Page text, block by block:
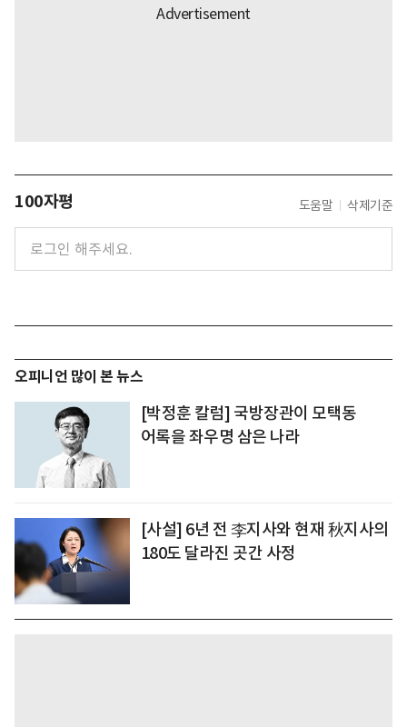
100자평 도움말 삭제기준
오피니언 많이 본 뉴스
[박정훈 칼럼] 국방장관이 모택동
어록을 좌우명 삼은 나라
[사설] 6년 전 李지사와 현재 秋지사의
180도 달라진 곳간 사정